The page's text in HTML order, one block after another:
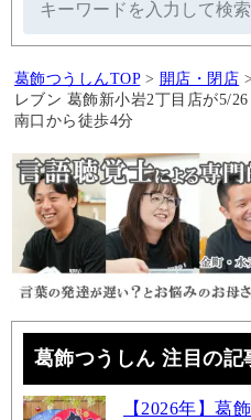
葛飾つうしんTOP > 開店・閉店 >
レブン 葛飾新小岩2丁目店が5/
南口から徒歩4分
葛飾つうしん 注目の記
【2026年】葛